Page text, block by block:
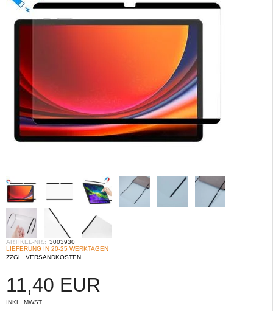
ARTIKEL-NR.: 3003930
LIEFERUNG IN 20-25 WERKTAGEN
ZZGL. VERSANDKOSTEN
11,40 EUR
INKL. MWST